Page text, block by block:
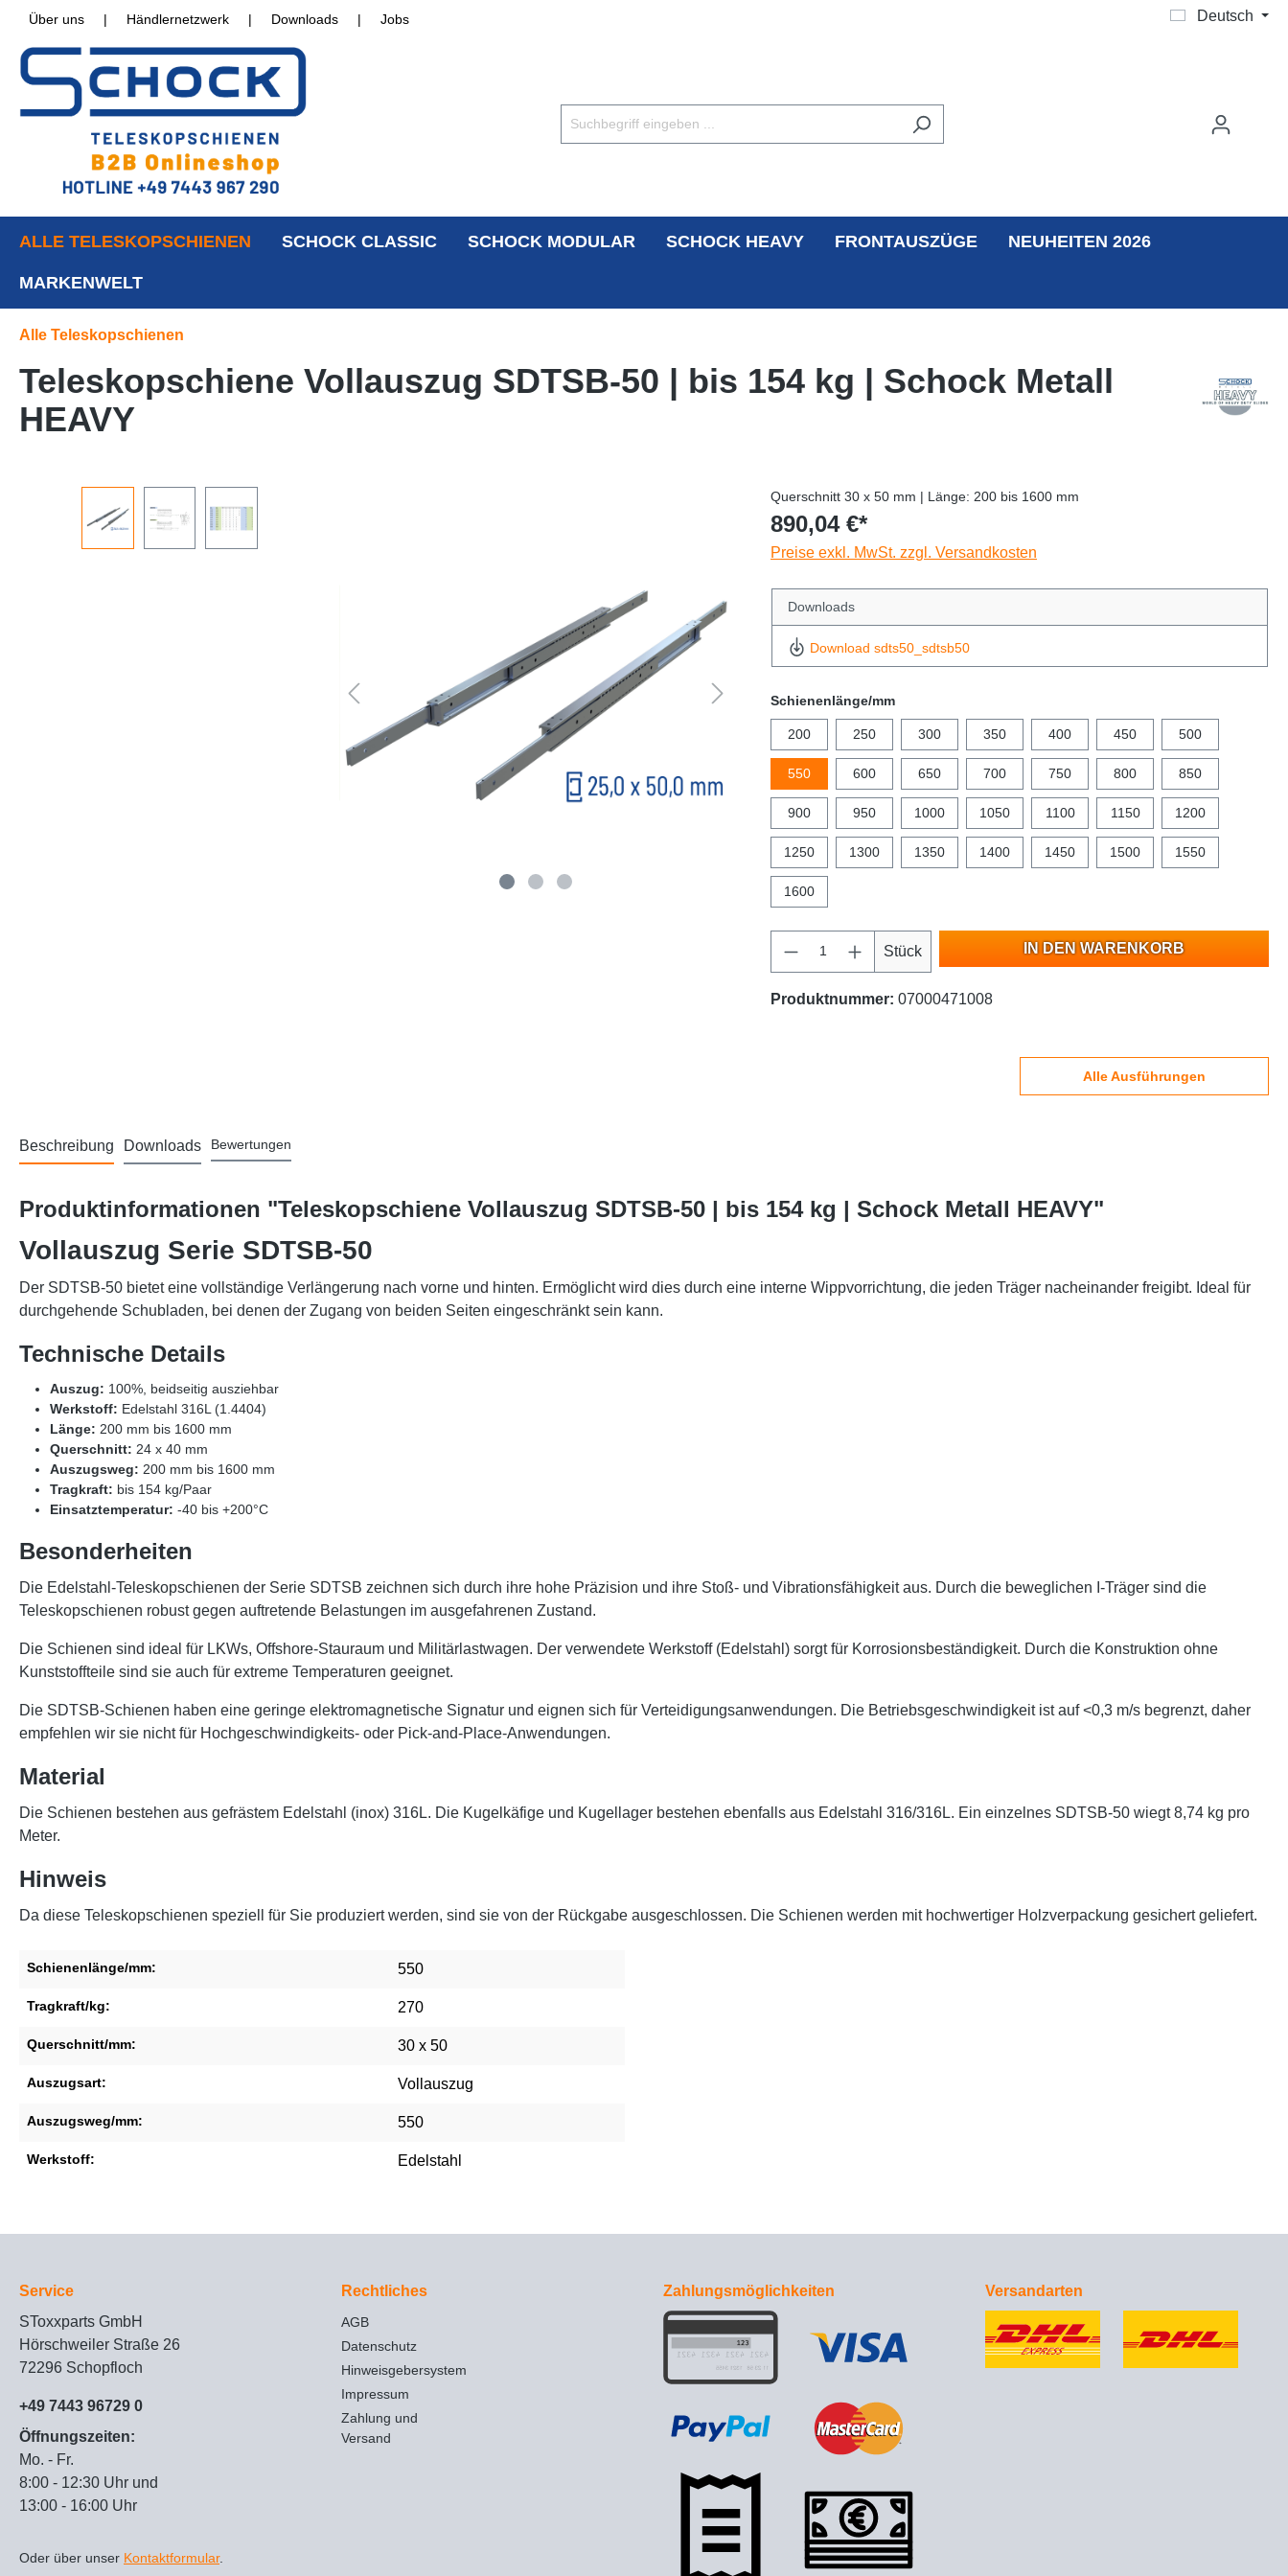
Über uns | Händlernetzwerk | Downloads | Jobs Deutsch
ALLE TELESKOPSCHIENEN SCHOCK CLASSIC SCHOCK MODULAR SCHOCK HEAVY FRONTAUSZÜGE NEUHEITEN 2026
MARKENWELT
Alle Teleskopschienen
Teleskopschiene Vollauszug SDTSB-50 | bis 154 kg | Schock Metall
HEAVY
Querschnitt 30 x 50 mm | Länge: 200 bis 1600 mm
890,04 €*
Preise exkl. MwSt. zzgl. Versandkosten
Downloads
Download sdts50_sdtsb50
Schienenlänge/mm
200 250 300 350 400 450 500
550 600 650 700 750 800 850
900 950 1000 1050 1100 1150 1200
1250 1300 1350 1400 1450 1500 1550
1600
Stück IN DEN WARENKORB
Produktnummer: 07000471008
Alle Ausführungen
Beschreibung Downloads Bewertungen
Produktinformationen "Teleskopschiene Vollauszug SDTSB-50 | bis 154 kg | Schock Metall HEAVY"
Vollauszug Serie SDTSB-50
Der SDTSB-50 bietet eine vollständige Verlängerung nach vorne und hinten. Ermöglicht wird dies durch eine interne Wippvorrichtung, die jeden Träger nacheinander freigibt. Ideal für
durchgehende Schubladen, bei denen der Zugang von beiden Seiten eingeschränkt sein kann.
Technische Details
Auszug: 100%, beidseitig ausziehbar
Werkstoff: Edelstahl 316L (1.4404)
Länge: 200 mm bis 1600 mm
Querschnitt: 24 x 40 mm
Auszugsweg: 200 mm bis 1600 mm
Tragkraft: bis 154 kg/Paar
Einsatztemperatur: -40 bis +200°C
Besonderheiten
Die Edelstahl-Teleskopschienen der Serie SDTSB zeichnen sich durch ihre hohe Präzision und ihre Stoß- und Vibrationsfähigkeit aus. Durch die beweglichen I-Träger sind die
Teleskopschienen robust gegen auftretende Belastungen im ausgefahrenen Zustand.
Die Schienen sind ideal für LKWs, Offshore-Stauraum und Militärlastwagen. Der verwendete Werkstoff (Edelstahl) sorgt für Korrosionsbeständigkeit. Durch die Konstruktion ohne
Kunststoffteile sind sie auch für extreme Temperaturen geeignet.
Die SDTSB-Schienen haben eine geringe elektromagnetische Signatur und eignen sich für Verteidigungsanwendungen. Die Betriebsgeschwindigkeit ist auf <0,3 m/s begrenzt, daher
empfehlen wir sie nicht für Hochgeschwindigkeits- oder Pick-and-Place-Anwendungen.
Material
Die Schienen bestehen aus gefrästem Edelstahl (inox) 316L. Die Kugelkäfige und Kugellager bestehen ebenfalls aus Edelstahl 316/316L. Ein einzelnes SDTSB-50 wiegt 8,74 kg pro
Meter.
Hinweis
Da diese Teleskopschienen speziell für Sie produziert werden, sind sie von der Rückgabe ausgeschlossen. Die Schienen werden mit hochwertiger Holzverpackung gesichert geliefert.
Schienenlänge/mm: 550
Tragkraft/kg: 270
Querschnitt/mm: 30 x 50
Auszugsart: Vollauszug
Auszugsweg/mm: 550
Werkstoff: Edelstahl
Service
SToxxparts GmbH
Hörschweiler Straße 26
72296 Schopfloch
+49 7443 96729 0
Öffnungszeiten:
Mo. - Fr.
8:00 - 12:30 Uhr und
13:00 - 16:00 Uhr
Oder über unser Kontaktformular.
Rechtliches
AGB
Datenschutz
Hinweisgebersystem
Impressum
Zahlung und
Versand
Zahlungsmöglichkeiten Versandarten